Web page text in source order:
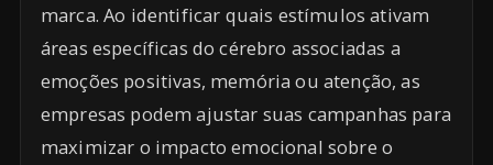
marca. Ao identificar quais estímulos ativam
áreas específicas do cérebro associadas a
emoções positivas, memória ou atenção, as
empresas podem ajustar suas campanhas para
maximizar o impacto emocional sobre o